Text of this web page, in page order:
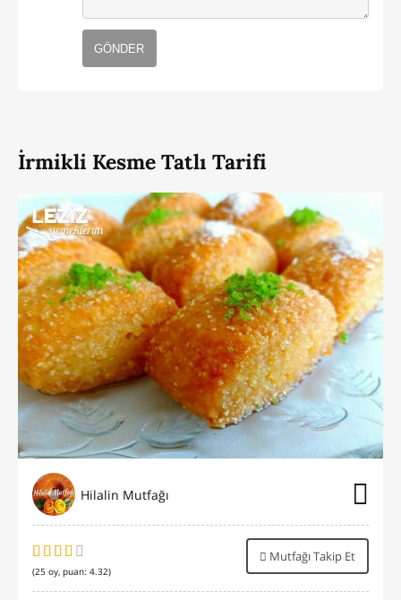
GÖNDER
İrmikli Kesme Tatlı Tarifi
Hilalin Mutfağı
(25 oy, puan: 4.32)
Mutfağı Takip Et